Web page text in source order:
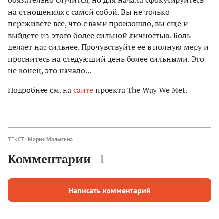
на отношениях с самой собой. Вы не только
переживете все, что с вами произошло, вы еще и
выйдете из этого более сильной личностью. Боль
делает нас сильнее. Прочувствуйте ее в полную меру и
проснитесь на следующий день более сильными. Это
не конец, это начало…
Подробнее см. насайтепроекта The Way We Met.
ТЕКСТ: Мария Малыгина
Комментарии 1
Написать комментарий